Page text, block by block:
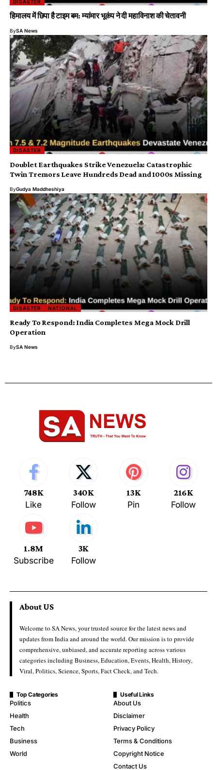
DISASTER
हिमालय में छिपा है टाइम बम: म्यांमार भूकंप ने दी महाविनाश की चेतावनी
BySA News
DISASTER
Doublet Earthquakes Strike Venezuela: Catastrophic
Twin Tremors Leave Hundreds Dead and 1000s Missing
ByGudya Maddheshiya
DISASTER NATIONAL
Ready To Respond: India Completes Mega Mock Drill
Operation
BySA News
748K
Like
340K
Follow
13K
Pin
216K
Follow
1.8M
Subscribe
3K
Follow
About US
Welcome to SA News, your trusted source for the latest news and
updates from India and around the world. Our mission is to provide
comprehensive, unbiased, and accurate reporting across various
categories including Business, Education, Events, Health, History,
Viral, Politics, Science, Sports, Fact Check, and Tech.
Top Categories
Politics
Health
Tech
Business
World
Useful Links
About Us
Disclaimer
Privacy Policy
Terms & Conditions
Copyright Notice
Contact Us